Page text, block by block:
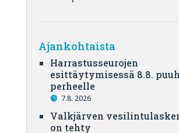
Ajankohtaista
Harrastusseurojen
esittäytymisessä 8.8.
perheelle
7.8. 2026
Valkjärven
on tehty